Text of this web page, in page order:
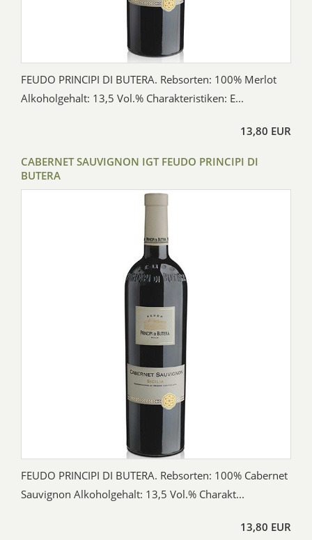
FEUDO PRINCIPI DI BUTERA. Rebsorten: 100% Merlot
Alkoholgehalt: 13,5 Vol.% Charakteristiken: E...
13,80 EUR
CABERNET SAUVIGNON IGT FEUDO PRINCIPI DI
BUTERA
FEUDO PRINCIPI DI BUTERA. Rebsorten: 100% Cabernet
Sauvignon Alkoholgehalt: 13,5 Vol.% Charakt...
13,80 EUR